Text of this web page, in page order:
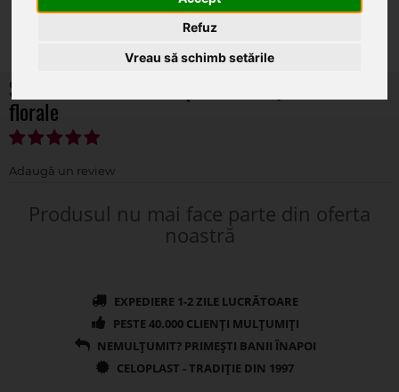
Refuz
Vreau să schimb setările
Sfera floare artificiala pentru aranjamente
florale
Produsul nu mai face parte din oferta
noastră